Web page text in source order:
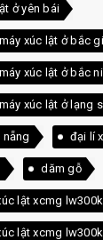
ở yên bái
xúc lật ở bắc
xúc lật ở bắc
xúc lật ở lạng
nẵng đại lí
dăm gỗ
lật xcmg
lật xcmg